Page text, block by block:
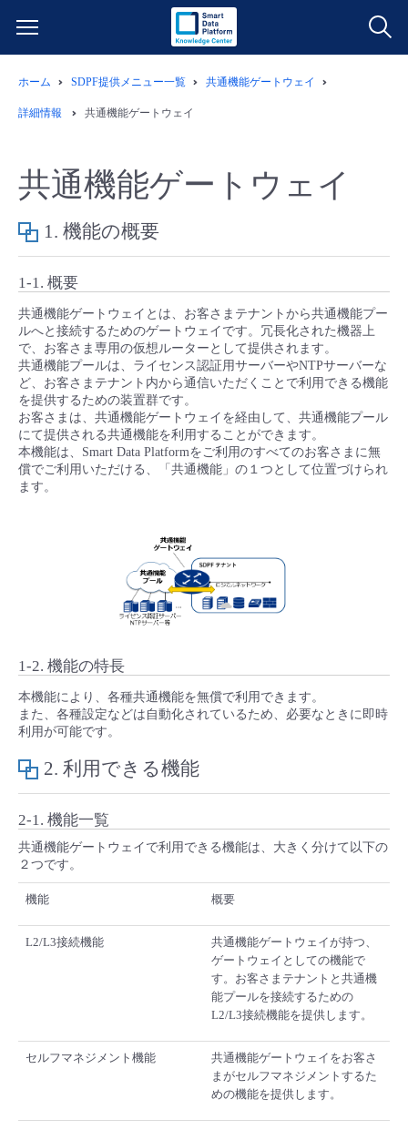
サービス一覧
クラウド/サーバー
ネットワーク
モニタリング/監査
サポート
管理機能
データ利活用
クラウド/サーバー
IoT
モニタリング/監査
サポート
すべてのメニューを見る
料金情報
料金シミュレーター
クラウド/サーバー
ネットワーク
IoT
すべてのメニューを見る
- 管理機能
■ セットアップガイド
- 新規お申し込み方法
- ユーザー機能の管理
- 登録情報の管理
- APIリファレンス
■ 基本構築ガイド
- Flexible InterConnect
- Flexible Remote Access
- vUTM2
- バックアップ
- セキュリティ・監査
- データと分析
- マルチクラウド利用
- リモートワーク
- ITインフラストラクチャー
- その他
故障/メンテナンス情報
サービス稼働状況
故障/メンテナンス履歴
定期メンテナンス
パートナー
ホーム SDPF提供メニュー一覧 共通機能ゲートウェイ
詳細情報 共通機能ゲートウェイ
共通機能ゲートウェイ
1. 機能の概要
1-1. 概要
共通機能ゲートウェイとは、お客さまテナントから共通機能プー
ルへと接続するためのゲートウェイです。冗長化された機器上
で、お客さま専用の仮想ルーターとして提供されます。
共通機能プールは、ライセンス認証用サーバーやNTPサーバーな
ど、お客さまテナント内から通信いただくことで利用できる機能
を提供するための装置群です。
お客さまは、共通機能ゲートウェイを経由して、共通機能プール
にて提供される共通機能を利用することができます。
本機能は、Smart Data Platformをご利用のすべてのお客さまに無
償でご利用いただける、「共通機能」の１つとして位置づけられ
ます。
1-2. 機能の特長
本機能により、各種共通機能を無償で利用できます。
また、各種設定などは自動化されているため、必要なときに即時
利用が可能です。
2. 利用できる機能
2-1. 機能一覧
共通機能ゲートウェイで利用できる機能は、大きく分けて以下の
２つです。
機能 概要
L2/L3接続機能
共通機能ゲートウェイが持つ、
ゲートウェイとしての機能で
す。お客さまテナントと共通機
能プールを接続するための
L2/L3接続機能を提供します。
セルフマネジメント機能
共通機能ゲートウェイをお客さ
まがセルフマネジメントするた
めの機能を提供します。